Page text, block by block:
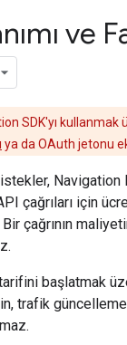
ve
SDK'yı
ya da OAuth jetonu
çağrıları için
çağrının
başlatmak
trafik